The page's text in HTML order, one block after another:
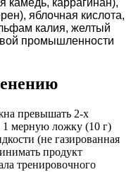
камедь, каррагинан),
яблочная кислота,
калия, желтый
промышленности
превышать 2-х
1 мерную ложку (10 г)
(не газированная
продукт
тренировочного